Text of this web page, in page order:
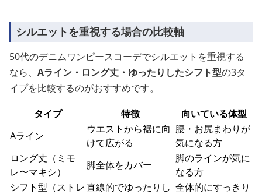
シルエットを重視する場合の比較軸
50代のデニムワンピースコーデでシルエットを重視する
なら、 Aライン・ロング丈・ゆったりしたシフト型の3タ
イプを比較するのがおすすめです。
タイプ
特徴
向いている体型
Aライン
ウエストから裾に向
けて広がる
腰・お尻まわりが
気になる方
ロング丈（ミモ
レ〜マキシ）
脚全体をカバー
脚のラインが気に
なる方
シフト型（ストレ 直線的でゆったりし 全体的にすっきり